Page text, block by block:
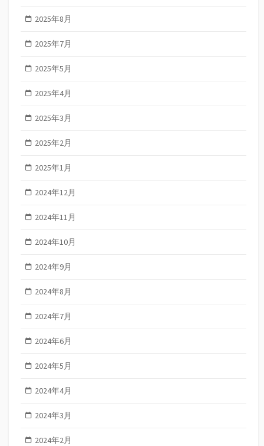
2025年8月
2025年7月
2025年5月
2025年4月
2025年3月
2025年2月
2025年1月
2024年12月
2024年11月
2024年10月
2024年9月
2024年8月
2024年7月
2024年6月
2024年5月
2024年4月
2024年3月
2024年2月